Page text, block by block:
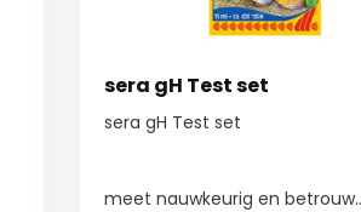
sera gH Test set
sera gH Test set
meet nauwkeurig en